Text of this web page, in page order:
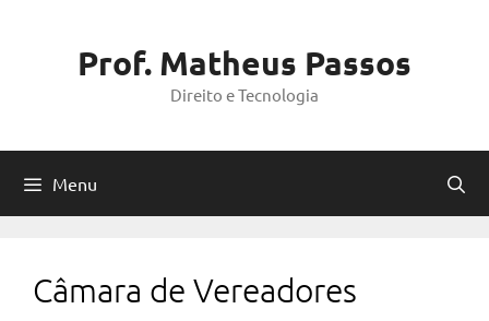
Prof. Matheus Passos
Direito e Tecnologia
Menu
Câmara de Vereadores